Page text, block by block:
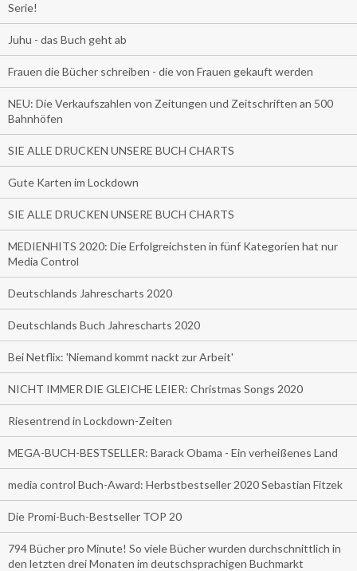
Serie!
Juhu - das Buch geht ab
Frauen die Bücher schreiben - die von Frauen gekauft werden
NEU: Die Verkaufszahlen von Zeitungen und Zeitschriften an 500
Bahnhöfen
SIE ALLE DRUCKEN UNSERE BUCH CHARTS
Gute Karten im Lockdown
SIE ALLE DRUCKEN UNSERE BUCH CHARTS
MEDIENHITS 2020: Die Erfolgreichsten in fünf Kategorien hat nur
Media Control
Deutschlands Jahrescharts 2020
Deutschlands Buch Jahrescharts 2020
Bei Netflix: 'Niemand kommt nackt zur Arbeit'
NICHT IMMER DIE GLEICHE LEIER: Christmas Songs 2020
Riesentrend in Lockdown-Zeiten
MEGA-BUCH-BESTSELLER: Barack Obama - Ein verheißenes Land
media control Buch-Award: Herbstbestseller 2020 Sebastian Fitzek
Die Promi-Buch-Bestseller TOP 20
794 Bücher pro Minute! So viele Bücher wurden durchschnittlich in
den letzten drei Monaten im deutschsprachigen Buchmarkt